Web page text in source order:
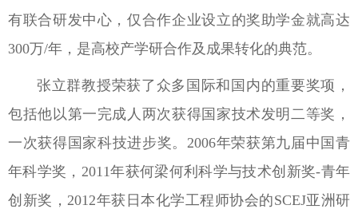
有联合研发中心，仅合作企业设立的奖助学金就高达
300万/年，是高校产学研合作及成果转化的典范。
张立群教授荣获了众多国际和国内的重要奖项，
包括他以第一完成人两次获得国家技术发明二等奖，
一次获得国家科技进步奖。2006年荣获第九届中国青
年科学奖，2011年获何梁何利科学与技术创新奖-青年
创新奖，2012年获日本化学工程师协会的SCEJ亚洲研